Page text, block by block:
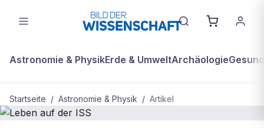
Astronomie & PhysikErde & UmweltArchäologie
Startseite / Astronomie & Physik / Artikel